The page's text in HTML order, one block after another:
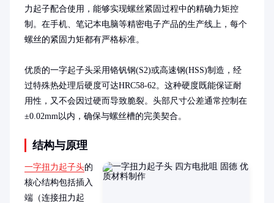
力起子配合使用，能够实现螺丝紧固过程中的精确力矩控
制。在手机、笔记本电脑等精密电子产品的生产线上，每个
螺丝的紧固力矩都有严格标准。
优质的一字起子头采用铬钒钢(S2)或高速钢(HSS)制造，经
过特殊热处理后硬度可达HRC58-62。这种硬度既能保证耐
用性，又不会因过硬而导致脆裂。头部尺寸公差通常控制在
±0.02mm以内，确保与螺丝槽的完美契合。
结构与原理
一字扭力起子头的
核心结构包括插入
端（连接扭力起